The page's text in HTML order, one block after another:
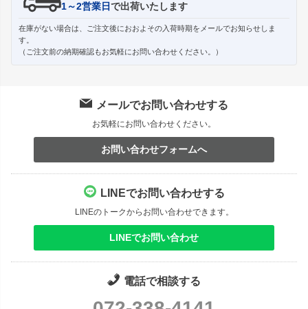
1～2営業日で出荷いたします
在庫がない場合は、ご注文後におおよその入荷時期をメールでお知らせしま
す。
（ご注文前の納期確認もお気軽にお問い合わせください。）
メールでお問い合わせする
お気軽にお問い合わせください。
お問い合わせフォームへ
LINEでお問い合わせする
LINEのトークからお問い合わせできます。
LINEでお問い合わせ
電話で相談する